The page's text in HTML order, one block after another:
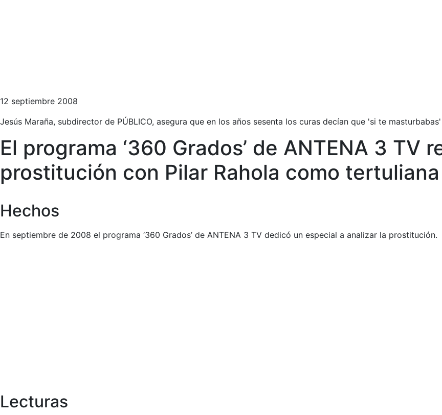
12 septiembre 2008
Jesús Maraña, subdirector de PÚBLICO, asegura que en los años sesenta los curas decían que 'si te
El programa ‘360 Grados’ de ANTENA 3 TV
prostitución con Pilar Rahola como
Hechos
En septiembre de 2008 el programa ‘360 Grados’ de ANTENA 3 TV dedicó un especial a analizar la prostitución.
Lecturas